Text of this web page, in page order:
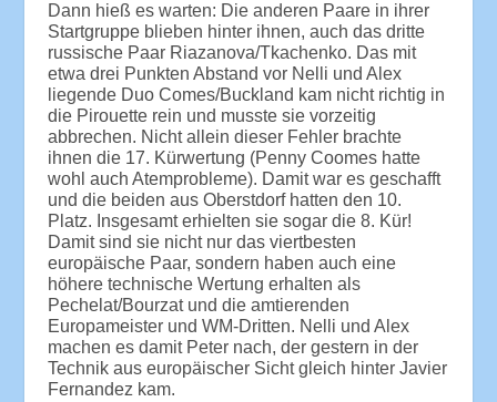
Dann hieß es warten: Die anderen Paare in ihrer
Startgruppe blieben hinter ihnen, auch das dritte
russische Paar Riazanova/Tkachenko. Das mit
etwa drei Punkten Abstand vor Nelli und Alex
liegende Duo Comes/Buckland kam nicht richtig in
die Pirouette rein und musste sie vorzeitig
abbrechen. Nicht allein dieser Fehler brachte
ihnen die 17. Kürwertung (Penny Coomes hatte
wohl auch Atemprobleme). Damit war es geschafft
und die beiden aus Oberstdorf hatten den 10.
Platz. Insgesamt erhielten sie sogar die 8. Kür!
Damit sind sie nicht nur das viertbesten
europäische Paar, sondern haben auch eine
höhere technische Wertung erhalten als
Pechelat/Bourzat und die amtierenden
Europameister und WM-Dritten. Nelli und Alex
machen es damit Peter nach, der gestern in der
Technik aus europäischer Sicht gleich hinter Javier
Fernandez kam.